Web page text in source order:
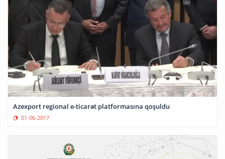
Azexport regional e-ticarət platformasına qoşuldu
01-06-2017